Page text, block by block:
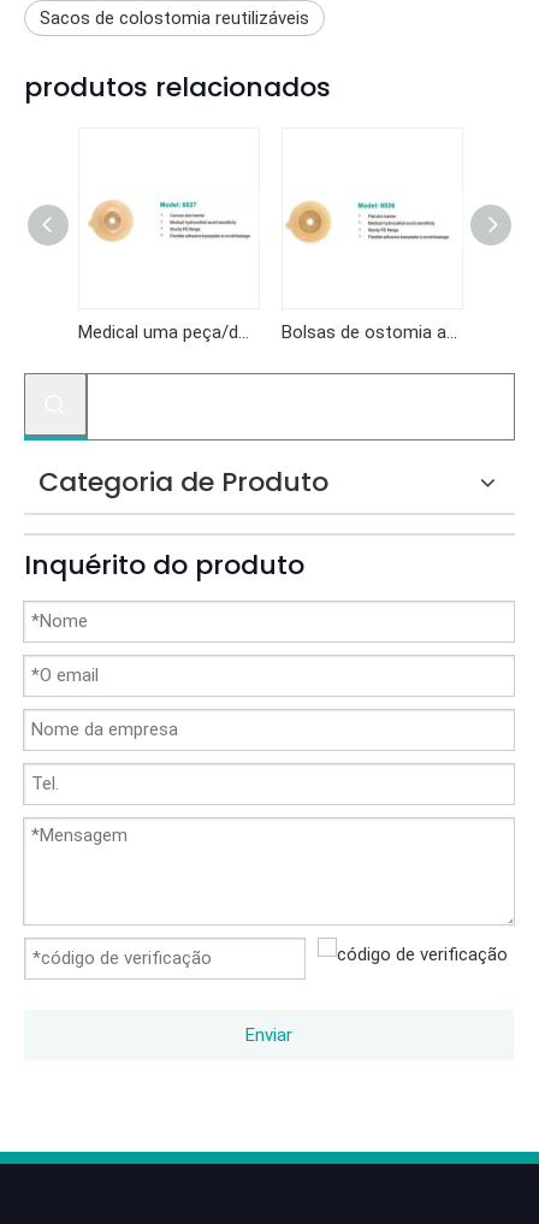
Sacos de colostomia reutilizáveis
produtos relacionados
Medical uma peça/duas peças adesivo hidrocolóide saco de colostomia de colostomia de colostomia por atacado Bolsas de ostomia abertas uma bolsa de ostomia de colostomia
Categoria de Produto
Inquérito do produto
Enviar